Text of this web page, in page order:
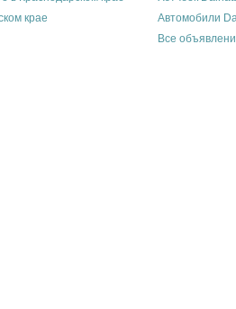
крае
Автомобили
Все